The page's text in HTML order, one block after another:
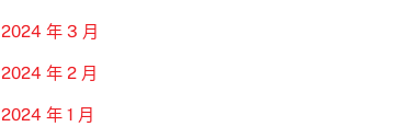
2024 年 3 月
2024 年 2 月
2024 年 1 月